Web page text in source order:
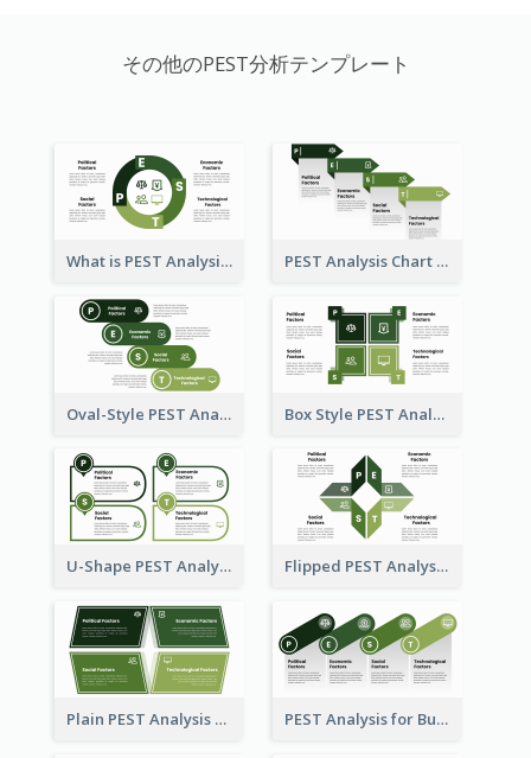
その他のPEST分析テンプレート
What is PEST Analysis? Customizable PEST Template PEST Analysis Chart in Arrow Style
Oval-Style PEST Analysis Diagram Box Style PEST Analysis Template
U-Shape PEST Analysis Chart Flipped PEST Analysis Framework Template
Plain PEST Analysis Template PEST Analysis for Business Presentation